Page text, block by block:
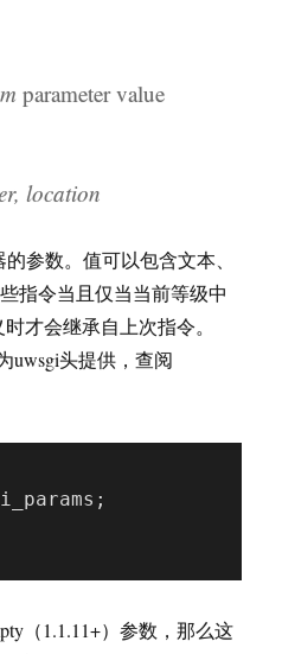
parameter value
location
参数。值可以包含文本、
指令当且仅当当前等级中
才会继承自上次指令。
uwsgi头提供，查阅
（1.1.11+）参数，那么这